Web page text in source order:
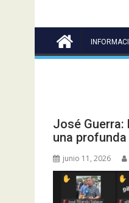
José Guerra:
una
junio 11, 2026